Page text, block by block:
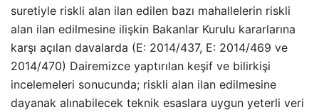
suretiyle riskli alan ilan edilen bazı mahallelerin riskli
alan ilan edilmesine ilişkin Bakanlar Kurulu kararlarına
karşı açılan davalarda (E: 2014/437, E: 2014/469 ve
2014/470) Dairemizce yaptırılan keşif ve bilirkişi
incelemeleri sonucunda; riskli alan ilan edilmesine
dayanak alınabilecek teknik esaslara uygun yeterli veri